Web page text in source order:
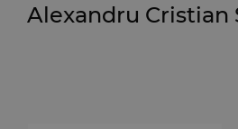
Alexandru Cristian